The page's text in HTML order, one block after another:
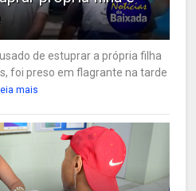
de estuprar a própria filha
foi preso em flagrante na tarde
mais